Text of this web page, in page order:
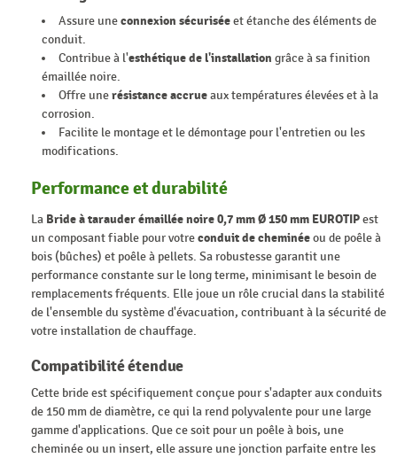
Assure uneconnexion sécuriséeet étanche des éléments de
conduit.
Contribue à l'esthétique de l'installation grâce à sa finition
émaillée noire.
Offre unerésistance accrueaux températures élevées et à la
corrosion.
Facilite le montage et le démontage pour l'entretien ou les
modifications.
Performance et durabilité
La Bride à tarauder émaillée noire 0,7 mm Ø 150 mm EUROTIPest
un composant fiable pour votreconduit de cheminéeou de poêle à
bois (bûches) et poêle à pellets. Sa robustesse garantit une
performance constante sur le long terme, minimisant le besoin de
remplacements fréquents. Elle joue un rôle crucial dans la stabilité
de l'ensemble du système d'évacuation, contribuant à la sécurité de
votre installation de chauffage.
Compatibilité étendue
Cette bride est spécifiquement conçue pour s'adapter aux conduits
de 150 mm de diamètre, ce qui la rend polyvalente pour une large
gamme d'applications. Que ce soit pour un poêle à bois, une
cheminée ou un insert, elle assure une jonction parfaite entre les